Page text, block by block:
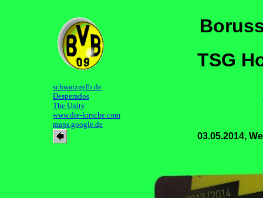
TSG
schwatzgelb.de
Desperados
The Unity
www.die-kirsche.com
maps.google.de
03.05.2014,